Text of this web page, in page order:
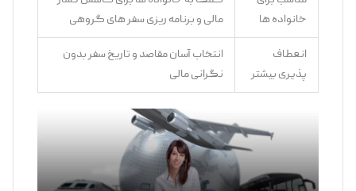
خانواده ها
مالی و برنامه‌ ریزی سفر های گروهی
انعطاف
‌پذیری بیشتر
انتخاب آسان مقاصد و تاریخ سفر بدون
نگرانی مالی